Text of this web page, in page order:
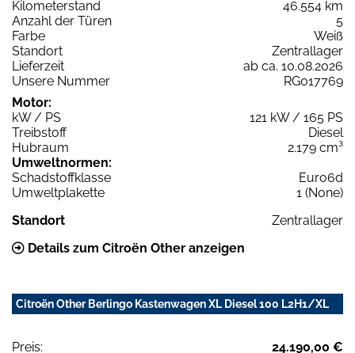
Kilometerstand
46.554 km
Anzahl der Türen
5
Farbe
Weiß
Standort
Zentrallager
Lieferzeit
ab ca. 10.08.2026
Unsere Nummer
RG017769
Motor:
kW / PS
121 kW / 165 PS
Treibstoff
Diesel
Hubraum
2.179 cm³
Umweltnormen:
Schadstoffklasse
Euro6d
Umweltplakette
1 (None)
Standort
Zentrallager
Details zum Citroën Other anzeigen
Citroën Other Berlingo Kastenwagen XL Diesel 100 L2H1/XL
Preis:
24.190,00 €